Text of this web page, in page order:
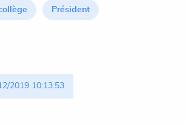
Président
2019 10:13:53